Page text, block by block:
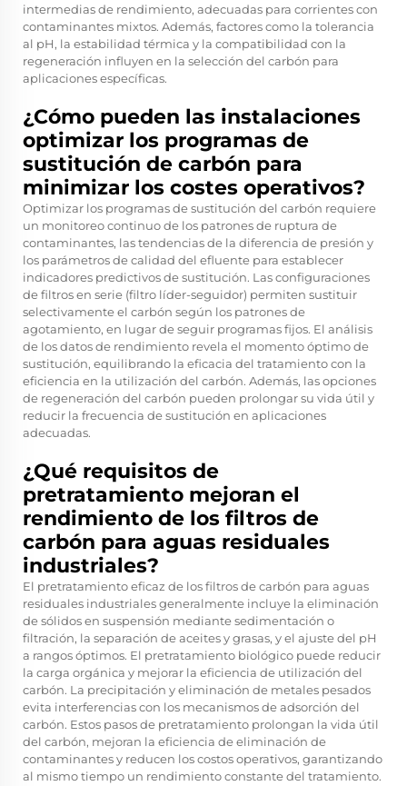
intermedias de rendimiento, adecuadas para corrientes con
contaminantes mixtos. Además, factores como la tolerancia
al pH, la estabilidad térmica y la compatibilidad con la
regeneración influyen en la selección del carbón para
aplicaciones específicas.
¿Cómo pueden las instalaciones
optimizar los programas de
sustitución de carbón para
minimizar los costes operativos?
Optimizar los programas de sustitución del carbón requiere
un monitoreo continuo de los patrones de ruptura de
contaminantes, las tendencias de la diferencia de presión y
los parámetros de calidad del efluente para establecer
indicadores predictivos de sustitución. Las configuraciones
de filtros en serie (filtro líder-seguidor) permiten sustituir
selectivamente el carbón según los patrones de
agotamiento, en lugar de seguir programas fijos. El análisis
de los datos de rendimiento revela el momento óptimo de
sustitución, equilibrando la eficacia del tratamiento con la
eficiencia en la utilización del carbón. Además, las opciones
de regeneración del carbón pueden prolongar su vida útil y
reducir la frecuencia de sustitución en aplicaciones
adecuadas.
¿Qué requisitos de
pretratamiento mejoran el
rendimiento de los filtros de
carbón para aguas residuales
industriales?
El pretratamiento eficaz de los filtros de carbón para aguas
residuales industriales generalmente incluye la eliminación
de sólidos en suspensión mediante sedimentación o
filtración, la separación de aceites y grasas, y el ajuste del pH
a rangos óptimos. El pretratamiento biológico puede reducir
la carga orgánica y mejorar la eficiencia de utilización del
carbón. La precipitación y eliminación de metales pesados
evita interferencias con los mecanismos de adsorción del
carbón. Estos pasos de pretratamiento prolongan la vida útil
del carbón, mejoran la eficiencia de eliminación de
contaminantes y reducen los costos operativos, garantizando
al mismo tiempo un rendimiento constante del tratamiento.